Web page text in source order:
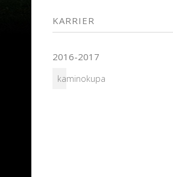
KARRIER
2016-2017
kaminokupa